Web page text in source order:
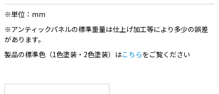
※単位：mm
※アンティックパネルの標準重量は仕上げ加工等により多少の誤差
があります。
製品の標準色（1色塗装・2色塗装）はこちらをご覧ください